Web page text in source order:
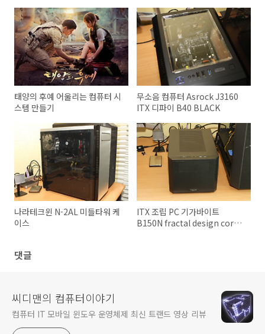
태양의 후예 어울리는 컴퓨터 시
스템 만들기
무소음 컴퓨터 Asrock J3160
ITX 디파이 B40 BLACK
나라테크윈 N-2AL 미들타워 케
이스
ITX 조립 PC 기가바이트
B150N fractal design core
댓글
씨디맨의 컴퓨터이야기
컴퓨터 IT 모바일 윈도우 운영체제 최신 트랜드 영상 리뷰